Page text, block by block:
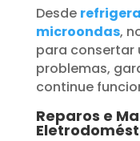
Desde
microondas,
para consertar
problemas,
continue
Reparos e